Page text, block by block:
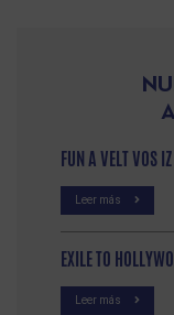
FUN A VELT VOS
Leer más
EXILE TO
Leer más